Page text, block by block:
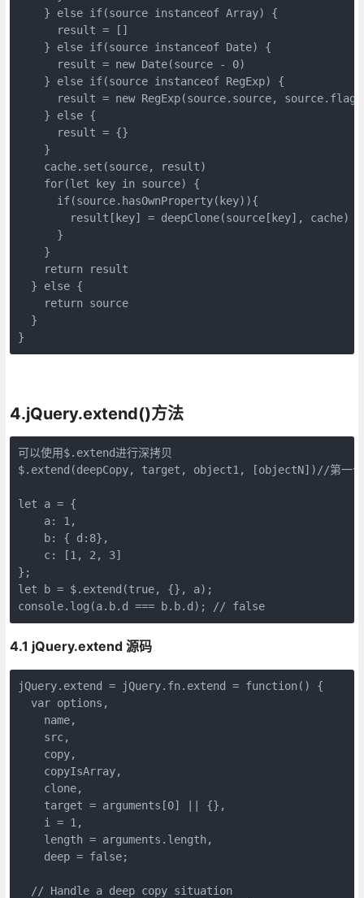
    } else if(source instanceof Array) {
      result = []
    } else if(source instanceof Date) {
      result = new Date(source - 0)
    } else if(source instanceof RegExp) {
result = new RegExp(source.source,
    } else {
      result = {}
    }
    cache.set(source, result)
    for(let key in source) {
      if(source.hasOwnProperty(key)){
        result[key] = deepClone(source[key], cache)
      }
    }
    return result
  } else {
    return source
  }
}
4.jQuery.extend()方法
可以使用$.extend进行深拷贝
$.extend(deepCopy, target, object1, [objectN])//第一个
let a = {
    a: 1,
    b: { d:8},
    c: [1, 2, 3]
};
let b = $.extend(true, {}, a);
console.log(a.b.d === b.b.d); // false
4.1 jQuery.extend 源码
jQuery.extend = jQuery.fn.extend = function() {
  var options,
    name,
    src,
    copy,
    copyIsArray,
    clone,
    target = arguments[0] || {},
    i = 1,
    length = arguments.length,
    deep = false;
  // Handle a deep copy situation